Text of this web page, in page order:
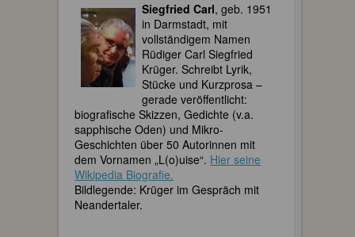
Siegfried Carl, geb. 1951
in Darmstadt, mit
vollständigem Namen
Rüdiger Carl Siegfried
Krüger. Schreibt Lyrik,
Stücke und Kurzprosa –
gerade veröffentlicht:
biografische Skizzen, Gedichte (v.a.
sapphische Oden) und Mikro-
Geschichten über 50 Autorinnen mit
dem Vornamen „L(o)uise“. Hier seine
Wikipedia Biografie.
Bildlegende: Krüger im Gespräch mit
Neandertaler.